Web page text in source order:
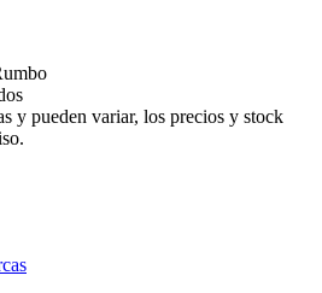
y pueden variar, los precios y stock